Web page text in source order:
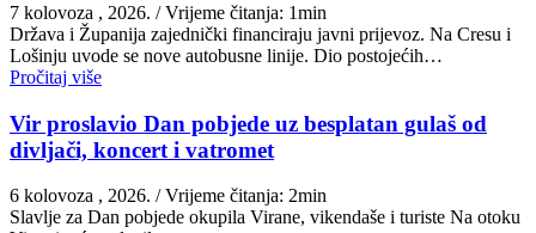
7 kolovoza , 2026. / Vrijeme čitanja: 1min
Država i Županija zajednički financiraju javni prijevoz. Na Cresu i
Lošinju uvode se nove autobusne linije. Dio postojećih…
Pročitaj više
Vir proslavio Dan pobjede uz besplatan gulaš od
divljači, koncert i vatromet
6 kolovoza , 2026. / Vrijeme čitanja: 2min
Slavlje za Dan pobjede okupila Virane, vikendaše i turiste Na otoku